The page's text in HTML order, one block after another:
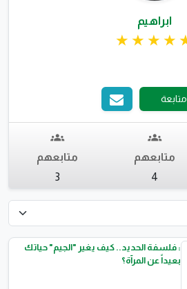
ابراهيم
متابعة
متابعهم
4
متابعهم
3
: فلسفة الحديد.. كيف يغير "الجيم" حياتك
بعيداً عن المرآة؟